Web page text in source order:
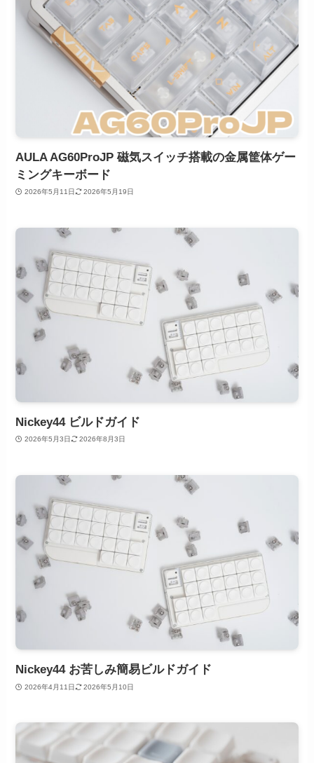
AULA AG60ProJP 磁気スイッチ搭載の金属筐体ゲー
ミングキーボード
2026年5月11日 2026年5月19日
Nickey44 ビルドガイド
2026年5月3日 2026年8月3日
Nickey44 お苦しみ簡易ビルドガイド
2026年4月11日 2026年5月10日